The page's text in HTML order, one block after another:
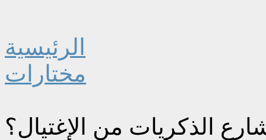
الرئيسية
مختارات
الذكريات من الإغتيال؟